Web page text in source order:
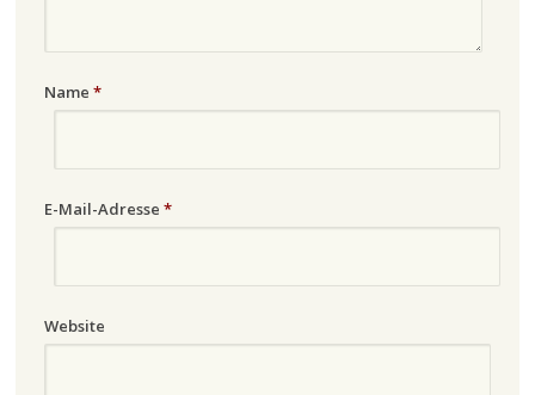
Name *
E-Mail-Adresse *
Website